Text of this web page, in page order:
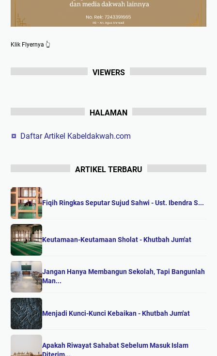
Klik Flyernya 👆
VIEWERS
HALAMAN
Daftar Artikel Kabeldakwah.com
ARTIKEL TERBARU
Fiqih Ringkas Seputar Sujud Sahwi - Ust. Ibendra S...
Keutamaan-Keutamaan Sholat - Khutbah Jum'at
Jangan Hanya Membangun Sekolah, Tapi Bangunlah
Man...
Menjadi Kunci-Kunci Kebaikan - Khutbah Jum'at
Apakah Riwayat Sahabat Sebelum Masuk Islam